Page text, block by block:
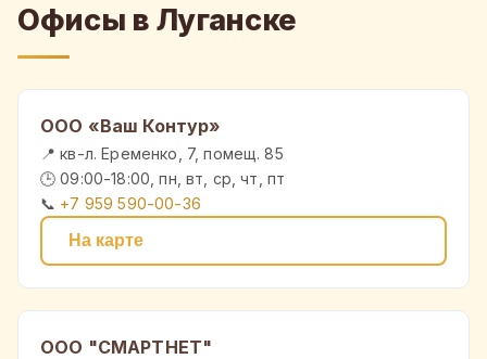
Офисы в Луганске
ООО «Ваш Контур»
📍 кв-л. Еременко, 7, помещ. 85
🕒 09:00-18:00, пн, вт, ср, чт, пт
📞 +7 959 590-00-36
На карте
ООО "СМАРТНЕТ"